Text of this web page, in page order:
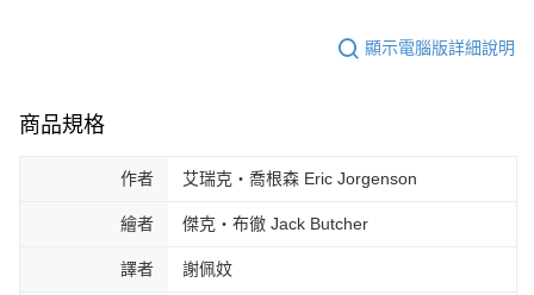
顯示電腦版詳細說明
商品規格
作者 艾瑞克‧喬根森 Eric Jorgenson
繪者 傑克‧布徹 Jack Butcher
譯者 謝佩妏